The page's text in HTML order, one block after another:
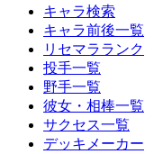
キャラ検索
キャラ前後一覧
リセマラランク
投手一覧
野手一覧
彼女・相棒一覧
サクセス一覧
デッキメーカー